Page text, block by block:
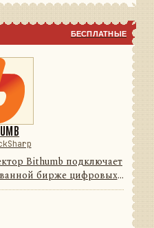
БЕСПЛАТНЫЕ
Bithumb подключает
бирже цифровых
данные и операции
модель сообщений
приложения ...